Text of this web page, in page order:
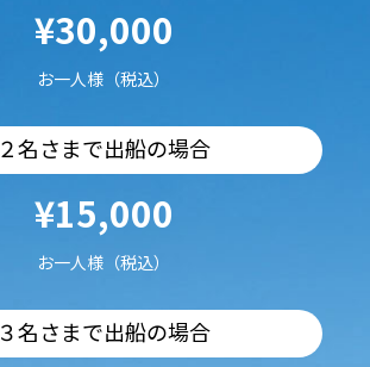
¥30,000
お一人様（税込）
２名さまで出船の場合
¥15,000
お一人様（税込）
３名さまで出船の場合